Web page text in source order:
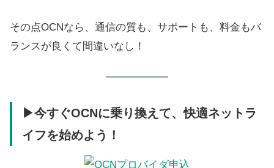
その点OCNなら、通信の質も、サポートも、料金もバ
ランスが良くて間違いなし！
▶今すぐOCNに乗り換えて、快適ネットラ
イフを始めよう！